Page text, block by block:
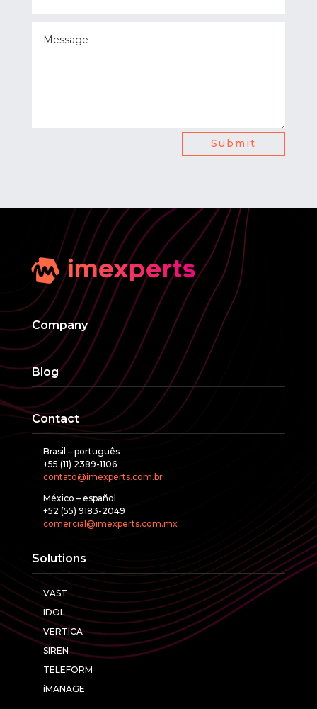
Submit
Company
Blog
Contact
Brasil – português
+55 (11) 2389-1106
contato@imexperts.com.br
México – español
+52 (55) 9183-2049
comercial@imexperts.com.mx
Solutions
VAST
IDOL
VERTICA
SIREN
TELEFORM
iMANAGE